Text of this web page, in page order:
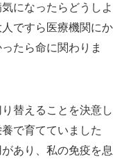
になったらどうしよ
ですら医療機関にか
たら命に関わりま
替えることを決意し
で育てていました
あり、私の免疫を息